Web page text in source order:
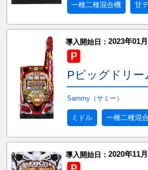
一種二種混合機 甘
導入開始日： 2023年01
Pビッグドリー
Sammy（サミー）
ミドル 一種二種混
導入開始日： 2020年11